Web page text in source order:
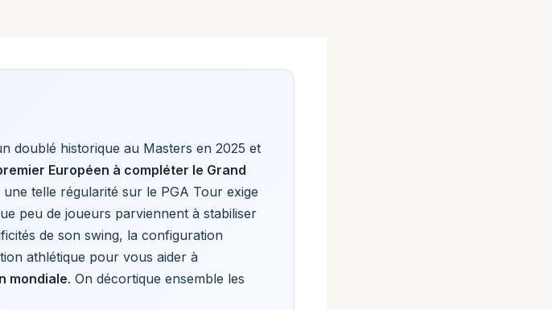
doublé historique au Masters en 2025 et
Européen à compléter le Grand
telle régularité sur le PGA Tour exige
peu de joueurs parviennent à stabiliser
de son swing, la configuration
athlétique pour vous aider à
mondiale. On décortique ensemble les